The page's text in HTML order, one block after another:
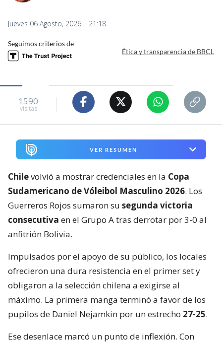
Jueves 06 Agosto, 2026 | 21:18
Seguimos criterios de
Ética y transparencia de BBCL
1590
visitas
VER RESUMEN
Chilevolvió a mostrar credenciales en la Copa
Sudamericano de Vóleibol Masculino 2026. Los
Guerreros Rojos sumaron su segunda victoria
consecutiva en el Grupo A tras derrotar por 3-0 al
anfitrión Bolivia.
Impulsados por el apoyo de su público, los locales
ofrecieron una dura resistencia en el primer set y
obligaron a la selección chilena a exigirse al
máximo. La primera manga terminó a favor de los
pupilos de Daniel Nejamkin por un estrecho 27-25.
Ese desenlace marcó un punto de inflexión. Con